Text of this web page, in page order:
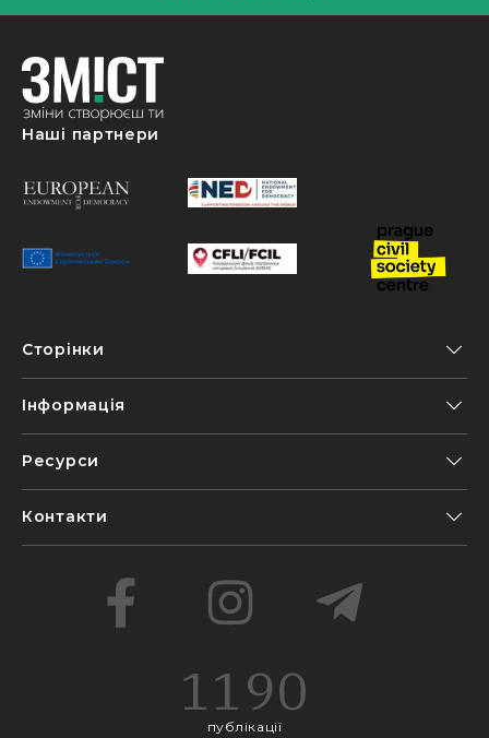
Наші партнери
Сторінки
Інформація
Ресурси
Контакти
1190
публікації